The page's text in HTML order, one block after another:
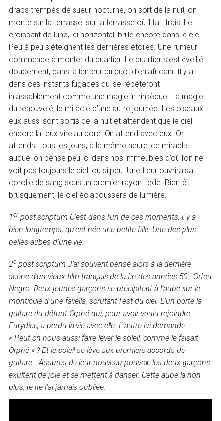
draps trempés de sueur nocturne, on sort de la nuit, on
monte sur la terrasse, sur la terrasse où il fait frais. Le
croissant de lune, ici horizontal, brille encore dans le ciel.
Peu à peu s’éteignent les dernières étoiles. Une rumeur
commence à monter du quartier. Le quartier s’est éveillé
doucement, dans la lenteur du quotidien africain. Il y a
dans ces instants fugaces qui se répéteront
inlassablement comme une magie intrinsèque. La magie
du renouvelé, le miracle d’une autre journée. Les oiseaux
eux aussi sont sortis de la nuit et attendent que le ciel
encore laiteux vire au doré. On attend avec eux. On
attendra tous les jours, à la même heure, ce miracle
auquel on pense peu ici dans nos immeubles d’où l’on ne
voit pas toujours le ciel, ou si peu. Une fleur ouvrira sa
corolle de sang sous un premier rayon tiède. Bientôt,
brusquement, le ciel éclaboussera de lumière.
1er post-scriptum C’est dans l’un de ces moments, il y a
bien longtemps, qu’est née une petite fille. Une des plus
belles aubes d’une vie.
2e post scriptum J’ai souvent pensé alors à la dernière
scène d’un vieux film français de la fin des années 50 : Orfeu
Negro. Deux jeunes garçons se précipitent à l’aube sur le
monticule d’une favella, scrutant l’est du ciel. L’un porte la
guitare du défunt Orphé qui, pour avoir voulu rejoindre
Eurydice, a perdu la vie avec elle. L’autre lui demande :
« Peut-on nous aussi faire lever le soleil, comme le faisait
Orphé » ? Et le soleil se lève aux premiers accords de
guitare… Assurés de leur nouveau pouvoir, les deux garçons
exultent de joie et se mettent à danser. Cette aube-là non
plus, je ne l’ai jamais oubliée.